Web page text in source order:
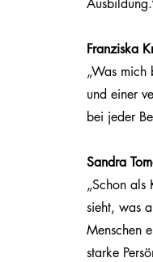
Franziska
„Was mich
und einer
bei jeder
Sandra
„Schon
sieht, was
Menschen
starke